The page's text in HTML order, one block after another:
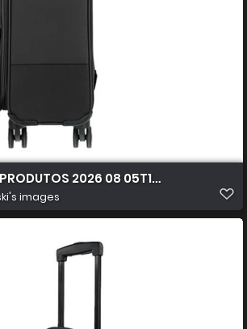
2026 08 05T104004.056
images